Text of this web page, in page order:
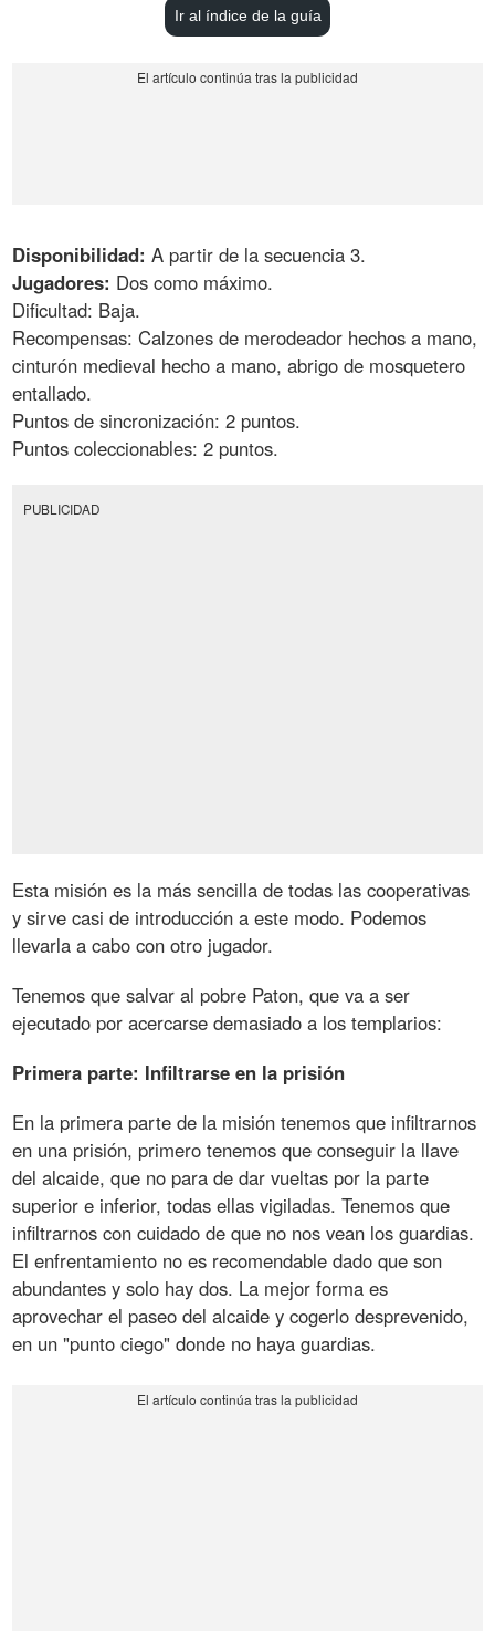
Ir al índice de la guía
Disponibilidad: A partir de la secuencia 3.
Jugadores: Dos como máximo.
Dificultad: Baja.
Recompensas: Calzones de merodeador hechos a mano,
cinturón medieval hecho a mano, abrigo de mosquetero
entallado.
Puntos de sincronización: 2 puntos.
Puntos coleccionables: 2 puntos.
PUBLICIDAD
Esta misión es la más sencilla de todas las cooperativas
y sirve casi de introducción a este modo. Podemos
llevarla a cabo con otro jugador.
Tenemos que salvar al pobre Paton, que va a ser
ejecutado por acercarse demasiado a los templarios:
Primera parte: Infiltrarse en la prisión
En la primera parte de la misión tenemos que infiltrarnos
en una prisión, primero tenemos que conseguir la llave
del alcaide, que no para de dar vueltas por la parte
superior e inferior, todas ellas vigiladas. Tenemos que
infiltrarnos con cuidado de que no nos vean los guardias.
El enfrentamiento no es recomendable dado que son
abundantes y solo hay dos. La mejor forma es
aprovechar el paseo del alcaide y cogerlo desprevenido,
en un "punto ciego" donde no haya guardias.